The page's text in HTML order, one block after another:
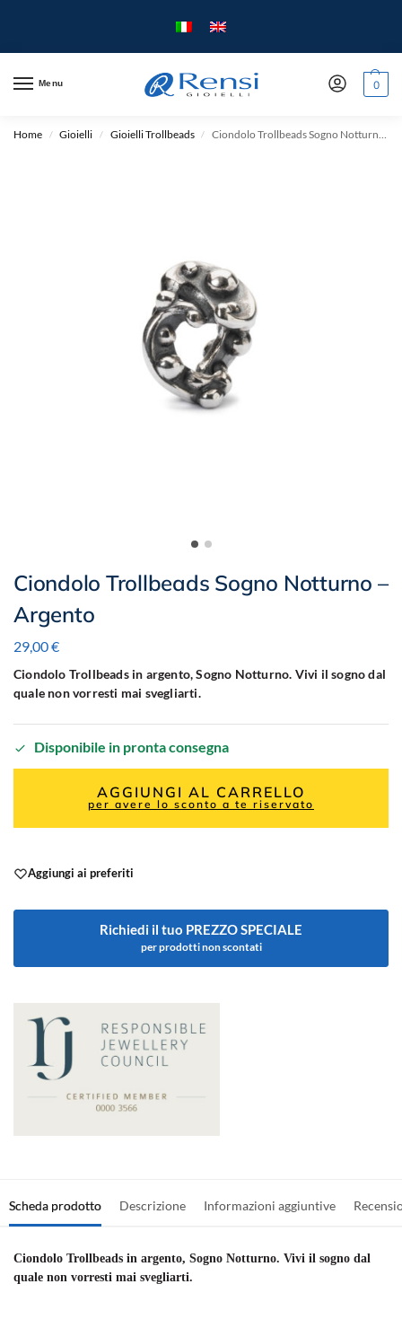
Menu 0
Home / Gioielli / Gioielli Trollbeads / Ciondolo Trollbeads Sogno Notturno – Argento
Ciondolo Trollbeads Sogno Notturno –
Argento
29,00€
Ciondolo Trollbeads in argento, Sogno Notturno. Vivi il sogno dal
quale non vorresti mai svegliarti.
Disponibile in pronta consegna
AGGIUNGI AL CARRELLO
per avere lo sconto a te riservato
Aggiungi ai preferiti
Richiedi il tuo PREZZO SPECIALE
per prodotti non scontati
Scheda prodotto Descrizione Informazioni aggiuntive
Ciondolo Trollbeads in argento, Sogno Notturno. Vivi il sogno dal
quale non vorresti mai svegliarti.